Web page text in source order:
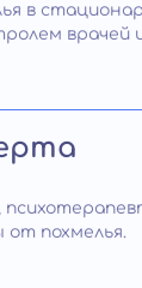
в
врачей
похмелья.